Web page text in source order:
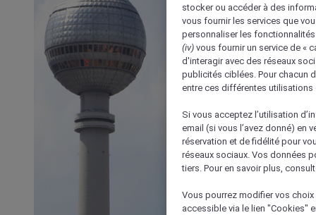
stocker ou accéder à des
vous fournir les services que
personnaliser les
(iv) vous fournir un service de «
d'interagir avec des réseaux
publicités ciblées. Pour chacun
entre ces différentes utilisations
Si vous acceptez l’utilisation
email (si vous l’avez donné) en
réservation et de fidélité pour
réseaux sociaux. Vos données
tiers. Pour en savoir plus,
Vous pourrez modifier vos
accessible via le lien "Cookies"